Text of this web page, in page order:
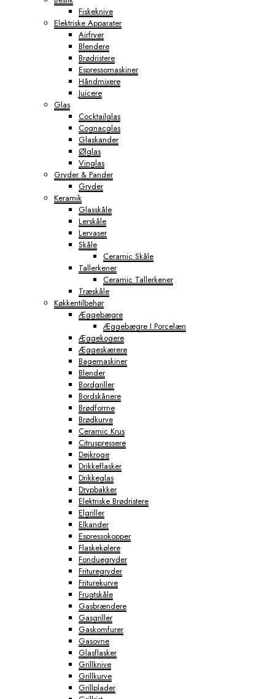
Fiskeknive
Elektriske Apparater
Airfryer
Blendere
Brødristere
Espressomaskiner
Håndmixere
Juicere
Glas
Cocktailglas
Cognacglas
Glaskander
Ølglas
Vinglas
Gryder & Pander
Gryder
Keramik
Glasskåle
Lerskåle
Lervaser
Skåle
Ceramic Skåle
Tallerkener
Ceramic Tallerkener
Træskåle
Køkkentilbehør
Æggebægre
Æggebægre I Porcelæn
Æggekogere
Æggeskærere
Bagemaskiner
Blender
Bordgriller
Bordskånere
Brødforme
Brødkurve
Ceramic Krus
Citruspressere
Dejkroge
Drikkeflasker
Drikkeglas
Drypbakker
Elektriske Brødristere
Elgriller
Elkander
Espressokopper
Flaskekølere
Fonduegryder
Frituregryder
Friturekurve
Frugtskåle
Gasbrændere
Gasgriller
Gaskomfurer
Gasovne
Glasflasker
Grillknive
Grillkurve
Grillplader